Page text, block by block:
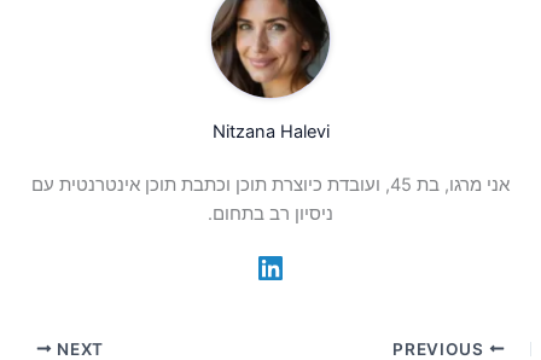
Nitzana Halevi
אני מרגו, בת 45, ועובדת כיוצרת תוכן וכתבת תוכן אינטרנטית עם
ניסיון רב בתחום.
NEXT